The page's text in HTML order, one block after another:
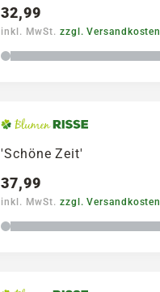
32,99
inkl. MwSt. zzgl. Versandkosten
'Schöne Zeit'
37,99
inkl. MwSt. zzgl. Versandkosten